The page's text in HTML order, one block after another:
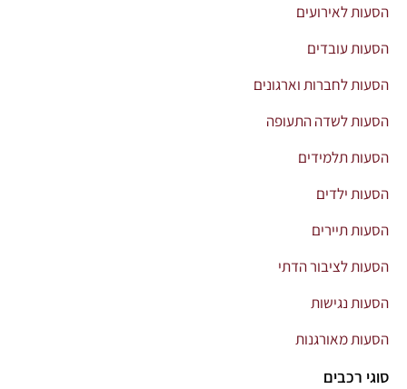
הסעות לאירועים
הסעות עובדים
הסעות לחברות וארגונים
הסעות לשדה התעופה
הסעות תלמידים
הסעות ילדים
הסעות תיירים
הסעות לציבור הדתי
הסעות נגישות
הסעות מאורגנות
סוגי רכבים